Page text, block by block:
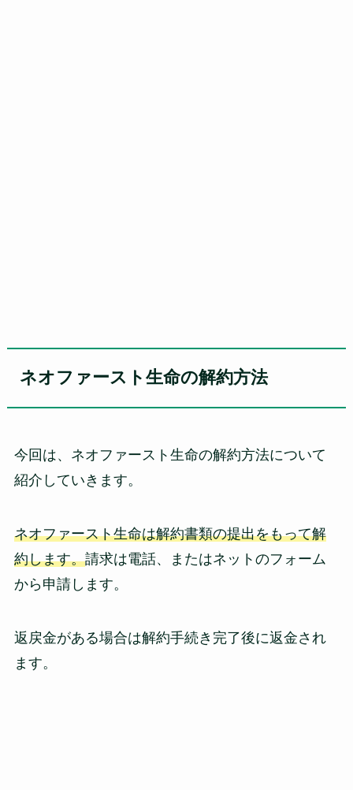
ネオファースト生命の解約方法
今回は、ネオファースト生命の解約方法について
紹介していきます。
ネオファースト生命は解約書類の提出をもって解
約します。請求は電話、またはネットのフォーム
から申請します。
返戻金がある場合は解約手続き完了後に返金され
ます。